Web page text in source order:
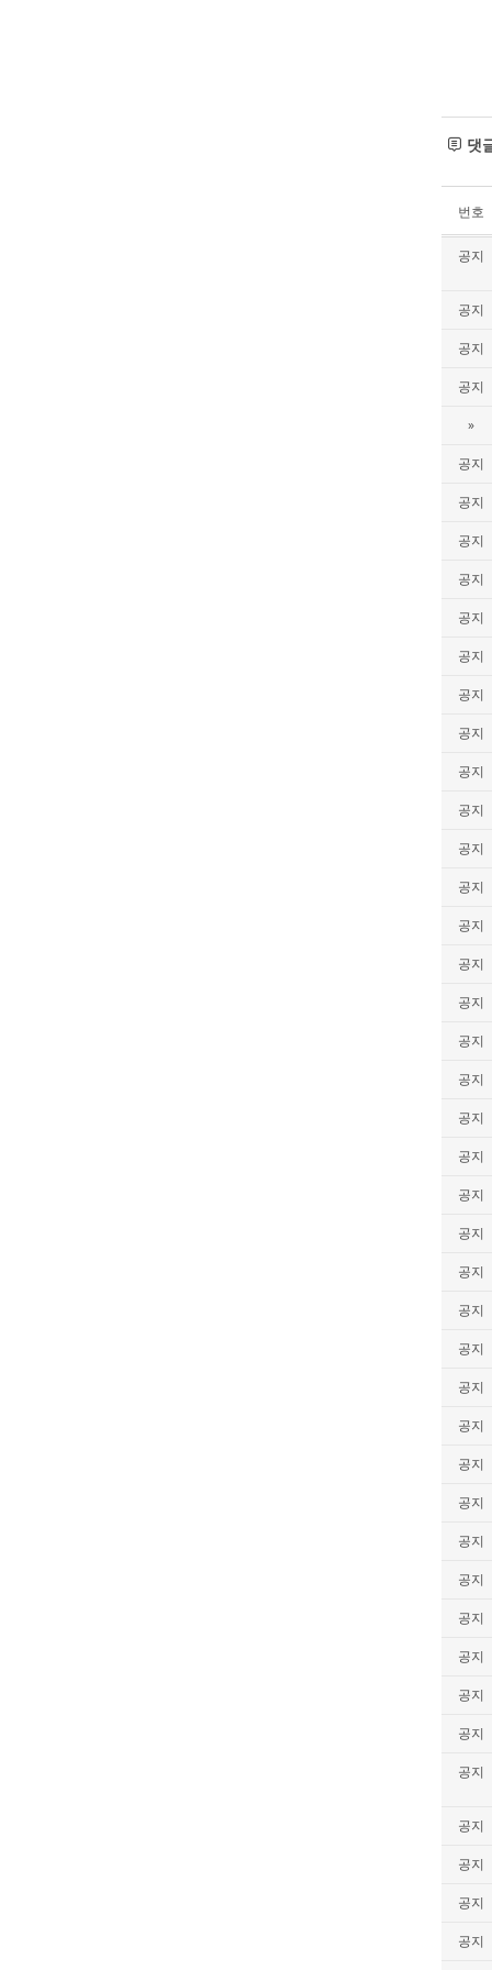
댓
번호
공지
공지
공지
공지
»
공지
공지
공지
공지
공지
공지
공지
공지
공지
공지
공지
공지
공지
공지
공지
공지
공지
공지
공지
공지
공지
공지
공지
공지
공지
공지
공지
공지
공지
공지
공지
공지
공지
공지
공지
공지
공지
공지
공지